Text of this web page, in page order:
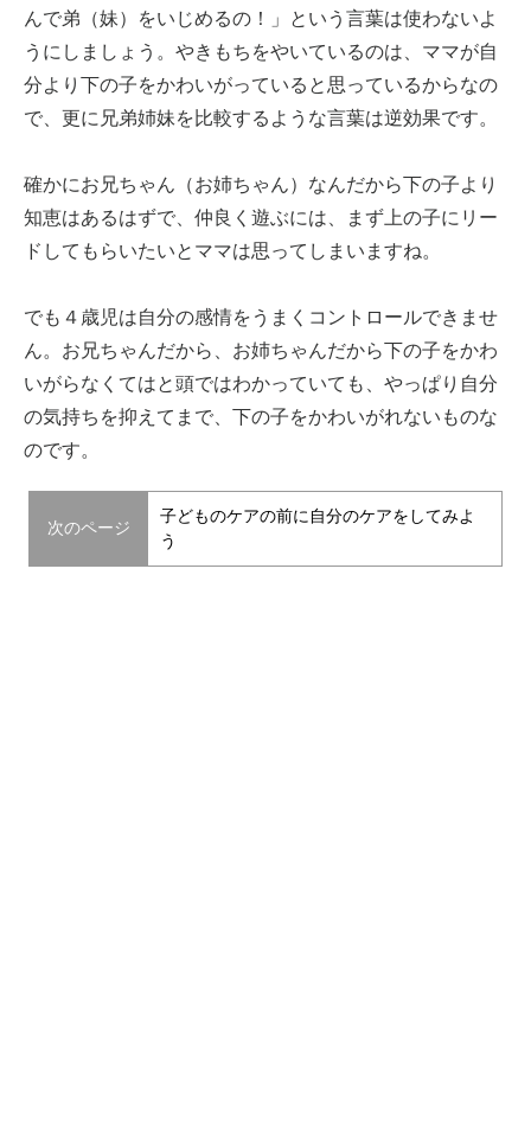
んで弟（妹）をいじめるの！」という言葉は使わないよ
うにしましょう。やきもちをやいているのは、ママが自
分より下の子をかわいがっていると思っているからなの
で、更に兄弟姉妹を比較するような言葉は逆効果です。
確かにお兄ちゃん（お姉ちゃん）なんだから下の子より
知恵はあるはずで、仲良く遊ぶには、まず上の子にリー
ドしてもらいたいとママは思ってしまいますね。
でも４歳児は自分の感情をうまくコントロールできませ
ん。お兄ちゃんだから、お姉ちゃんだから下の子をかわ
いがらなくてはと頭ではわかっていても、やっぱり自分
の気持ちを抑えてまで、下の子をかわいがれないものな
のです。
次のページ
子どものケアの前に自分のケアをしてみよ
う